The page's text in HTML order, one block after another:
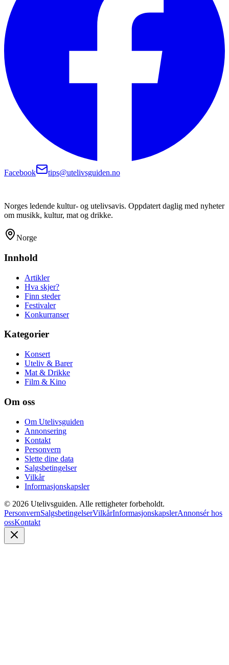
Facebook tips@utelivsguiden.no
Norges ledende kultur- og utelivsavis. Oppdatert daglig med nyheter
om musikk, kultur, mat og drikke.
Norge
Innhold
Artikler
Hva skjer?
Finn steder
Festivaler
Konkurranser
Kategorier
Konsert
Uteliv & Barer
Mat & Drikke
Film & Kino
Om oss
Om Utelivsguiden
Annonsering
Kontakt
Personvern
Slette dine data
Salgsbetingelser
Vilkår
Informasjonskapsler
© 2026 Utelivsguiden. Alle rettigheter forbeholdt.
PersonvernSalgsbetingelserVilkårInformasjonskapslerAnnonsér hos
ossKontakt